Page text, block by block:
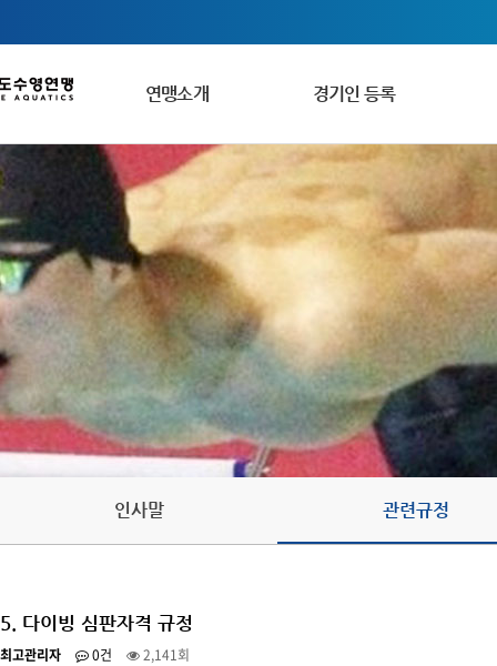
연맹소개 경기인 등록
인사말 관련규정
5. 다이빙 심판자격 규정
최고관리자 0건 2,141회